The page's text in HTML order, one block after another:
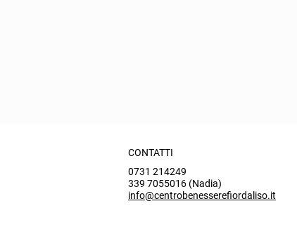
CONTATTI
0731 214249
339 7055016 (Nadia)
info@centrobenesserefiordaliso.it